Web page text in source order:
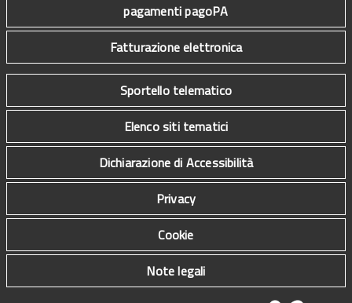
pagamenti pagoPA
Fatturazione elettronica
Sportello telematico
Elenco siti tematici
Dichiarazione di Accessibilità
Privacy
Cookie
Note legali